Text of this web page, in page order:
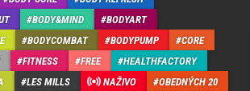
BODY&MIND
BODYART
BODYCOMBAT BODYPUMP
CORE
FITNESS FREE
HEALTHFACTORY
LES MILLS NAŽIVO OBEDNÝCH 20